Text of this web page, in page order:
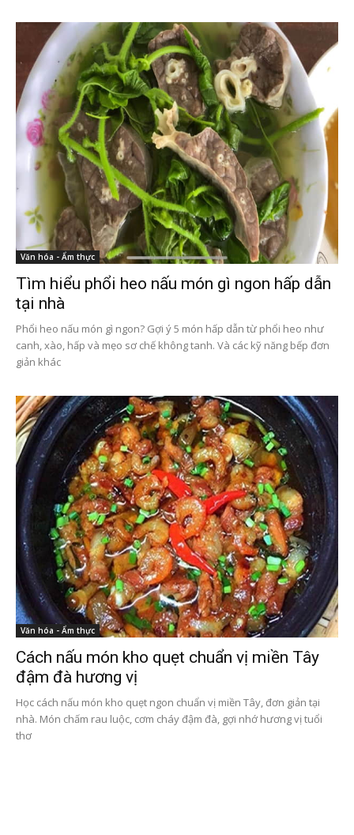
Văn hóa - Ẩm thực
Tìm hiểu phổi heo nấu món gì ngon hấp dẫn
tại nhà
Phổi heo nấu món gì ngon? Gợi ý 5 món hấp dẫn từ phổi heo như
canh, xào, hấp và mẹo sơ chế không tanh. Và các kỹ năng bếp đơn
giản khác
Văn hóa - Ẩm thực
Cách nấu món kho quẹt chuẩn vị miền Tây
đậm đà hương vị
Học cách nấu món kho quẹt ngon chuẩn vị miền Tây, đơn giản tại
nhà. Món chấm rau luộc, cơm cháy đậm đà, gợi nhớ hương vị tuổi
thơ